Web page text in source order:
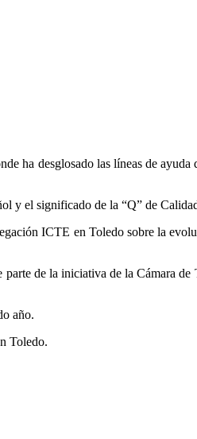
ha desglosado las líneas de
y el significado de la “Q” de
ICTE en Toledo sobre la
de la iniciativa de la Cámara
año.
Toledo.